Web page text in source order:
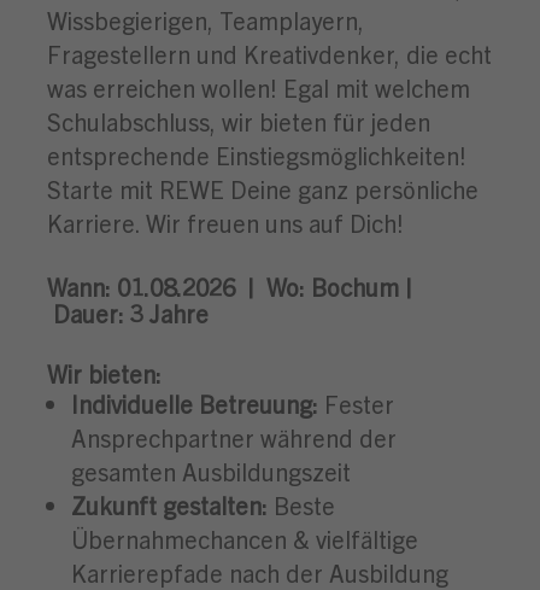
Wissbegierigen, Teamplayern,
Fragestellern und Kreativdenker, die echt
was erreichen wollen! Egal mit welchem
Schulabschluss, wir bieten für jeden
entsprechende Einstiegsmöglichkeiten!
Starte mit REWE Deine ganz persönliche
Karriere. Wir freuen uns auf Dich!
Wann: 01.08.2026 | Wo: Bochum |
Dauer: 3 Jahre
Wir bieten:
Individuelle Betreuung: Fester
Ansprechpartner während der
gesamten Ausbildungszeit
Zukunft gestalten: Beste
Übernahmechancen & vielfältige
Karrierepfade nach der Ausbildung